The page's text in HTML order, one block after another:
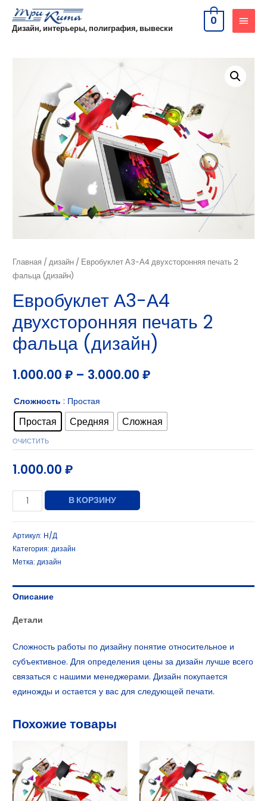
Дизайн, интерьеры, полиграфия, вывески
0
Главная /дизайн / Евробуклет А3-А4 двухсторонняя печать 2
фальца (дизайн)
Евробуклет А3-А4
двухсторонняя печать 2
фальца (дизайн)
1.000.00₽ – 3.000.00₽
Сложность : Простая
Простая Средняя Сложная
ОЧИСТИТЬ
1.000.00₽
В КОРЗИНУ
Артикул: Н/Д
Категория:дизайн
Метка:дизайн
Описание
Детали
Сложность работы по дизайну понятие относительное и
субъективное. Для определения цены за дизайн лучше всего
связаться с нашими менеджерами. Дизайн покупается
единожды и остается у вас для следующей печати.
Похожие товары